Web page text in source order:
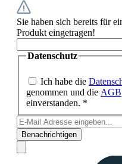
Sie haben sich bereits für
Produkt eingetragen!
Datenschutz
Ich habe die
genommen und die AGB
einverstanden. *
Benachrichtigen